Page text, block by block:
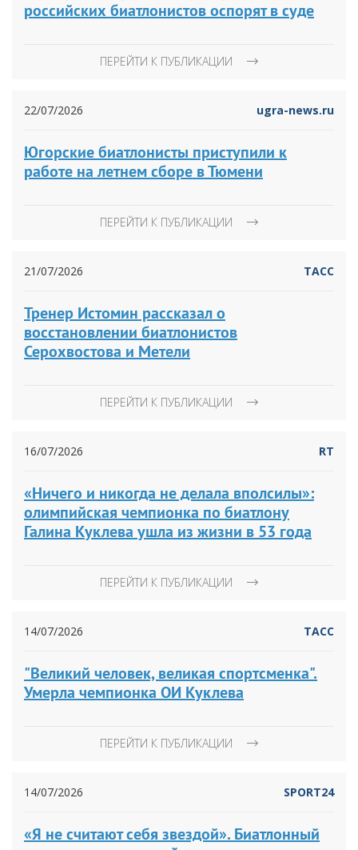
российских биатлонистов оспорят в суде
ПЕРЕЙТИ К ПУБЛИКАЦИИ
22/07/2026 ugra-news.ru
Югорские биатлонисты приступили к
работе на летнем сборе в Тюмени
ПЕРЕЙТИ К ПУБЛИКАЦИИ
21/07/2026 ТАСС
Тренер Истомин рассказал о
восстановлении биатлонистов
Серохвостова и Метели
ПЕРЕЙТИ К ПУБЛИКАЦИИ
16/07/2026 RT
«Ничего и никогда не делала вполсилы»:
олимпийская чемпионка по биатлону
Галина Куклева ушла из жизни в 53 года
ПЕРЕЙТИ К ПУБЛИКАЦИИ
14/07/2026 ТАСС
"Великий человек, великая спортсменка".
Умерла чемпионка ОИ Куклева
ПЕРЕЙТИ К ПУБЛИКАЦИИ
14/07/2026 SPORT24
«Я не считают себя звездой». Биатлонный